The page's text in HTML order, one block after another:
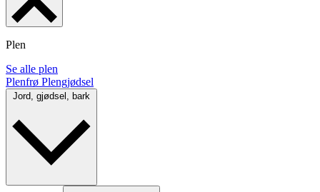
Plen
Se alle plen
Plenfrø Plengjødsel